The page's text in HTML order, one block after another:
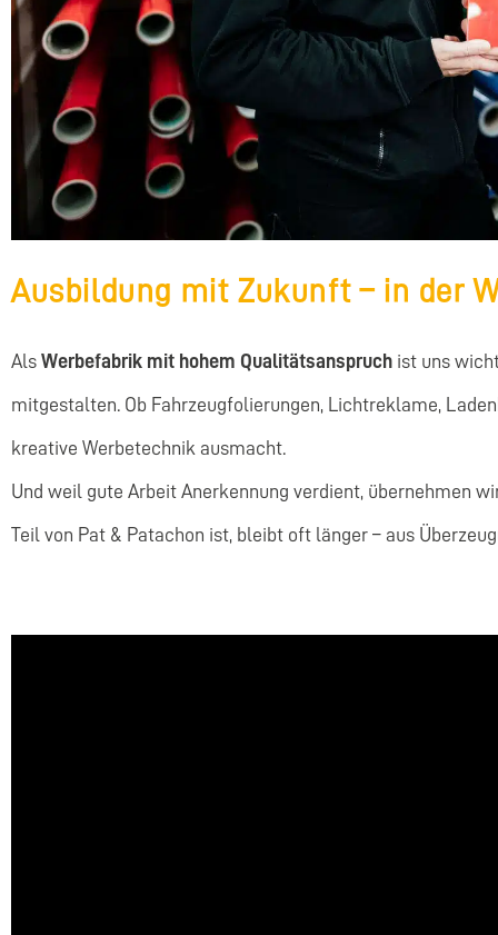
Ausbildung mit Zukunft – in der
Als Werbefabrik mit hohem Qualitätsanspruch ist uns
mitgestalten. Ob Fahrzeugfolierungen, Lichtreklame,
kreative Werbetechnik ausmacht.
Und weil gute Arbeit Anerkennung verdient, übernehmen
Teil von Pat & Patachon ist, bleibt oft länger – aus